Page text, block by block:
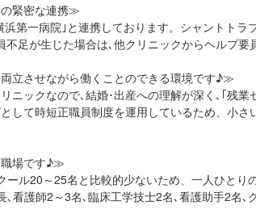
緊密な連携≫
第一病院｣と連携しております。シャントトラ
不足が生じた場合は､他クリニックからヘルプ要
立させながら働くことのできる環境です♪≫
ニックなので､結婚･出産への理解が深く､｢残業
して時短正職員制度を運用しているため、小
場です♪≫
ル20～25名と比較的少ないため、一人ひとり
看護師2～3名､臨床工学技士2名､看護助手2名